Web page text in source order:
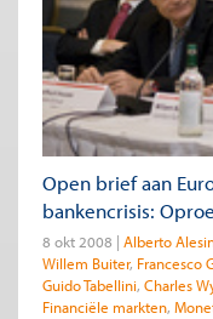
Open brief aan
bankencrisis:
8 okt 2008 Alberto
Willem Buiter Francesco
Guido Tabellini Charles
Financiële markten